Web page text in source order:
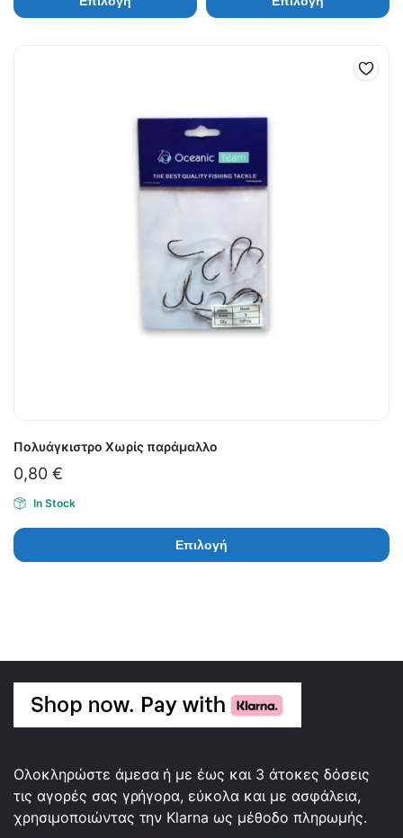
Πολυάγκιστρο Χωρίς παράμαλλο
0,80 €
In Stock
Επιλογή
Ολοκληρώστε άμεσα ή με έως και 3 άτοκες δόσεις
τις αγορές σας γρήγορα, εύκολα και με ασφάλεια,
χρησιμοποιώντας την Klarna ως μέθοδο πληρωμής.